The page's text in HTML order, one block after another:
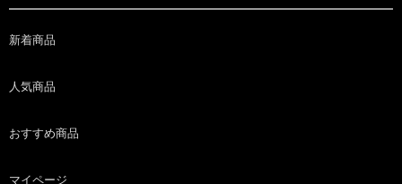
新着商品
人気商品
おすすめ商品
マイページ